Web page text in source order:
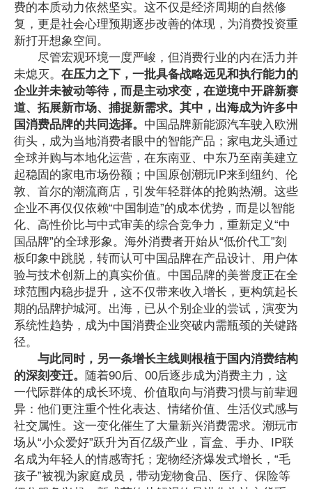
费的本质动力依然坚实。这不仅是经济周期的自然修
复，更是社会心理预期逐步改善的体现，为消费投资重
新打开想象空间。
尽管宏观环境一度严峻，但消费行业的内在活力并
未熄灭。 在压力之下，一批具备战略远见和执行能力的
企业并未被动等待，而是主动求变，在逆境中开辟新赛
道、拓展新市场、捕捉新需求。其中，出海成为许多中
国消费品牌的共同选择。 中国品牌新能源汽车驶入欧洲
街头，成为当地消费者眼中的智能产品 ； 家电龙头通过
全球并购与本地化运营，在东南亚、中东乃至南美建立
起稳固的家电市场份额；中国原创潮玩IP来到纽约、伦
敦、首尔的潮流商店，引发年轻群体的抢购热潮。这些
企业不再仅仅依赖“中国制造”的成本优势，而是以智能
化、高性价比与中式审美的综合竞争力，重新定义“中
国品牌”的全球形象。海外消费者开始从“低价代工”刻
板印象中跳脱，转而认可中国品牌在产品设计、用户体
验与技术创新上的真实价值。中国品牌的美誉度正在全
球范围内稳步提升，这不仅带来收入增长，更构筑起长
期的品牌护城河。出海，已从个别企业的尝试，演变为
系统性趋势，成为中国消费企业突破内需瓶颈的关键路
径。
与此同时，另一条增长主线则根植于国内消费结构
的深刻变迁。
随着90后、00后逐步成为消费主力，这
一代际群体的成长环境、价值取向与消费习惯与前辈迥
异：他们更注重个性化表达、情绪价值、生活仪式感与
社交属性。这一变化催生了大量新兴消费需求。潮玩市
场从“小众爱好”跃升为百亿级产业，盲盒、手办、IP联
名成为年轻人的情感寄托；宠物经济爆发式增长，“毛
孩子”被视为家庭成员，带动宠物食品、医疗、保险等